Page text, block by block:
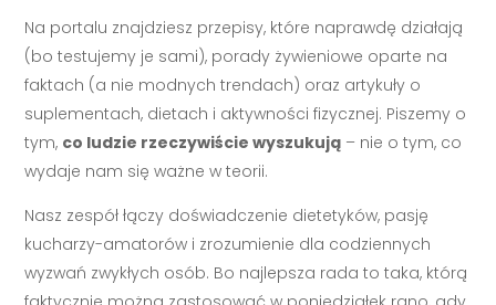
Na portalu znajdziesz przepisy, które naprawdę działają
(bo testujemy je sami), porady żywieniowe oparte na
faktach (a nie modnych trendach) oraz artykuły o
suplementach, dietach i aktywności fizycznej. Piszemy o
tym, co ludzie rzeczywiście wyszukują – nie o tym, co
wydaje nam się ważne w teorii.
Nasz zespół łączy doświadczenie dietetyków, pasję
kucharzy-amatorów i zrozumienie dla codziennych
wyzwań zwykłych osób. Bo najlepsza rada to taka, którą